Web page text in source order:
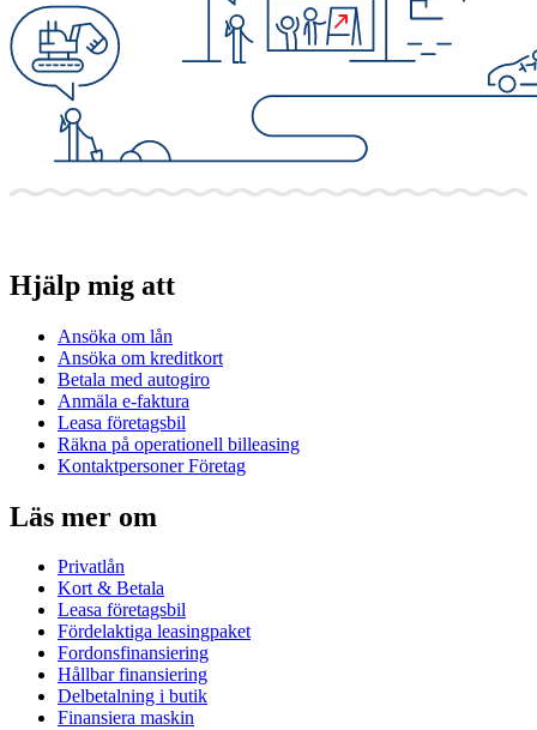
Hjälp mig att
Ansöka om lån
Ansöka om kreditkort
Betala med autogiro
Anmäla e-faktura
Leasa företagsbil
Räkna på operationell billeasing
Kontaktpersoner Företag
Läs mer om
Privatlån
Kort & Betala
Leasa företagsbil
Fördelaktiga leasingpaket
Fordonsfinansiering
Hållbar finansiering
Delbetalning i butik
Finansiera maskin